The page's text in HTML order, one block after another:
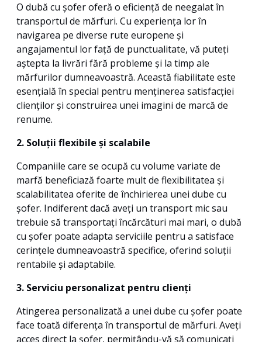
O dubă cu șofer oferă o eficiență de neegalat în
transportul de mărfuri. Cu experiența lor în
navigarea pe diverse rute europene și
angajamentul lor față de punctualitate, vă puteți
aștepta la livrări fără probleme și la timp ale
mărfurilor dumneavoastră. Această fiabilitate este
esențială în special pentru menținerea satisfacției
clienților și construirea unei imagini de marcă de
renume.
2. Soluții flexibile și scalabile
Companiile care se ocupă cu volume variate de
marfă beneficiază foarte mult de flexibilitatea și
scalabilitatea oferite de închirierea unei dube cu
șofer. Indiferent dacă aveți un transport mic sau
trebuie să transportați încărcături mai mari, o dubă
cu șofer poate adapta serviciile pentru a satisface
cerințele dumneavoastră specifice, oferind soluții
rentabile și adaptabile.
3. Serviciu personalizat pentru clienți
Atingerea personalizată a unei dube cu șofer poate
face toată diferența în transportul de mărfuri. Aveți
acces direct la șofer, permițându-vă să comunicați